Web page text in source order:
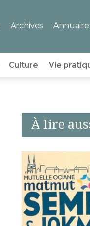
Archives Annuaire
Culture Vie
À lire